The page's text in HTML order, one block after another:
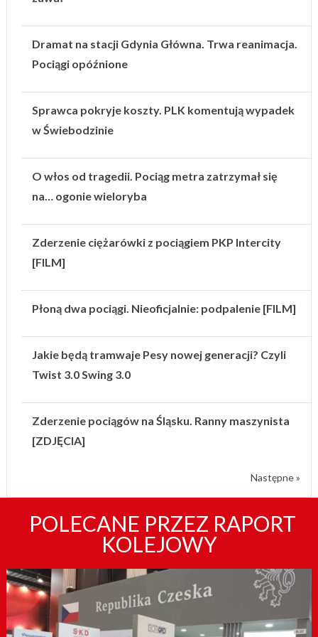
Dramat na stacji Gdynia Główna. Trwa reanimacja.
Pociągi opóźnione
Sprawca pokryje koszty. PLK komentują wypadek
w Świebodzinie
O włos od tragedii. Pociąg metra zatrzymał się
na… ogonie wieloryba
Zderzenie ciężarówki z pociągiem PKP Intercity
[FILM]
Płoną dwa pociągi. Nieoficjalnie: podpalenie [FILM]
Jakie będą tramwaje Pesy nowej generacji? Czyli
Twist 3.0 Swing 3.0
Zderzenie pociągów na Śląsku. Ranny maszynista
[ZDJĘCIA]
Następne »
POLECANE PRZEZ RAPORT
KOLEJOWY